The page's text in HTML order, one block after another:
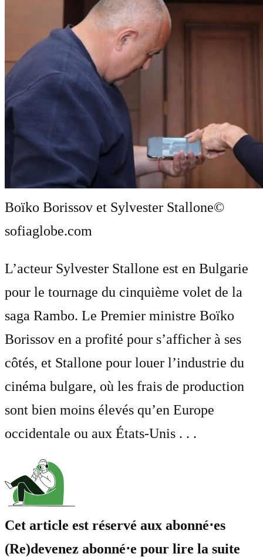
Boïko Borissov et Sylvester Stallone©
sofiaglobe.com
L’acteur Sylvester Stallone est en Bulgarie
pour le tournage du cinquième volet de la
saga Rambo. Le Premier ministre Boïko
Borissov en a profité pour s’afficher à ses
côtés, et Stallone pour louer l’industrie du
cinéma bulgare, où les frais de production
sont bien moins élevés qu’en Europe
occidentale ou aux États-Unis . . .
Cet article est réservé aux abonné⋅es
(Re)devenez abonné⋅e pour lire la suite